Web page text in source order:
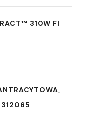
310W FI
312065